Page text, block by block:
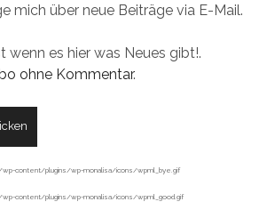
mich über neue Beiträge via E-Mail.
wenn es hier was Neues gibt!.
ohne Kommentar.